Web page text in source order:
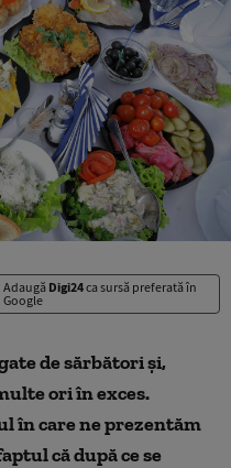
Adaugă Digi24ca sursă preferată în
Google
de sărbători şi,
ori în exces.
în care ne prezentăm
că după ce se